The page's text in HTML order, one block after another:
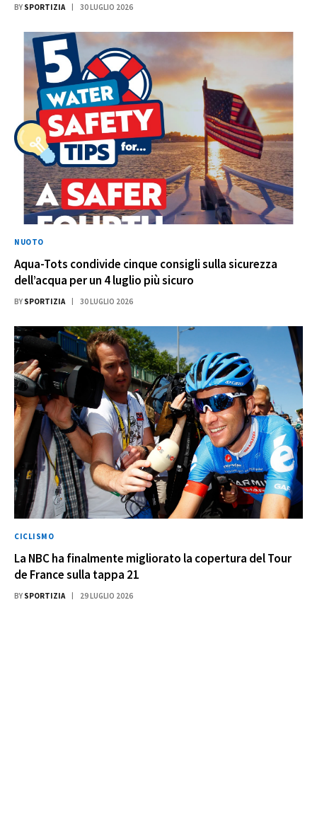
BY SPORTIZIA 30 LUGLIO 2026
NUOTO
Aqua-Tots condivide cinque consigli sulla sicurezza
dell’acqua per un 4 luglio più sicuro
BY SPORTIZIA 30 LUGLIO 2026
CICLISMO
La NBC ha finalmente migliorato la copertura del Tour
de France sulla tappa 21
BY SPORTIZIA 29 LUGLIO 2026